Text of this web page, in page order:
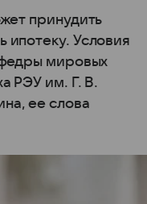
принудить
ипотеку. Условия
мировых
РЭУ им. Г. В.
ее слова